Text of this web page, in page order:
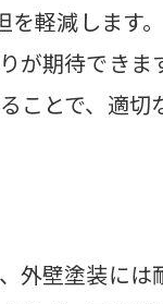
を軽減します
が期待できま
ことで、適切
外壁塗装に